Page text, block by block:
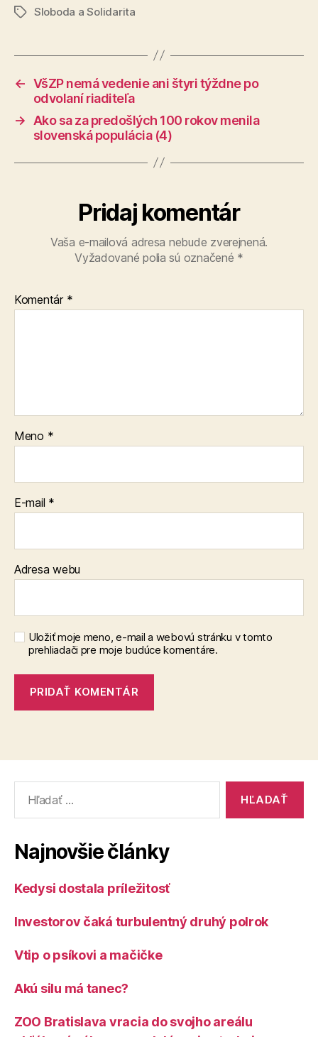
ZnačkySloboda a Solidarita
← VšZP nemá vedenie ani štyri týždne po
odvolaní riaditeľa
→
Ako sa za predošlých 100 rokov menila
slovenská populácia (4)
Pridaj komentár
Vaša e-mailová adresa nebude zverejnená.
Vyžadované polia sú označené *
Komentár *
Meno *
E-mail *
Adresa webu
Uložiť moje meno, e-mail a webovú stránku v tomto
prehliadači pre moje budúce komentáre.
Najnovšie články
Kedysi dostala príležitosť
Investorov čaká turbulentný druhý polrok
Vtip o psíkovi a mačičke
Akú silu má tanec?
ZOO Bratislava vracia do svojho areálu